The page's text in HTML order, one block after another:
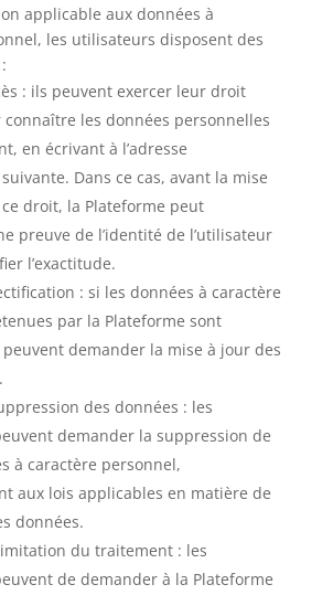
applicable aux données à
les utilisateurs disposent des
: ils peuvent exercer leur droit
connaître les données personnelles
en écrivant à l’adresse
Dans ce cas, avant la mise
droit, la Plateforme peut
preuve de l’identité de l’utilisateur
l’exactitude.
: si les données à caractère
par la Plateforme sont
demander la mise à jour des
des données : les
demander la suppression de
à caractère personnel,
aux lois applicables en matière de
données.
du traitement : les
de demander à la Plateforme